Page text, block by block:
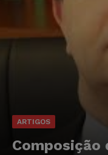
ARTIGOS
Composição